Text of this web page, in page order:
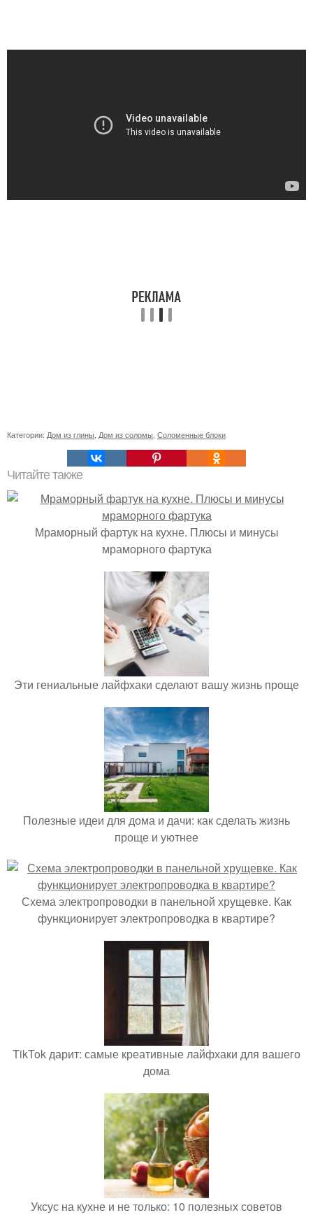
Категории: Дом из глины Дом из соломы Соломенные блоки
Читайте также
Мраморный фартук на кухне. Плюсы и минусы
мраморного фартука
Эти гениальные лайфхаки сделают вашу жизнь проще
Полезные идеи для дома и дачи: как сделать жизнь
проще и уютнее
Схема электропроводки в панельной хрущевке. Как
функционирует электропроводка в квартире?
TikTok дарит: самые креативные лайфхаки для вашего
дома
Уксус на кухне и не только: 10 полезных советов